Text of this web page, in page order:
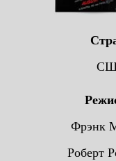
Фрэнк
Роберт